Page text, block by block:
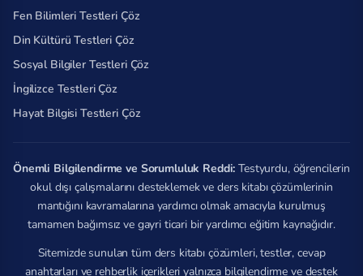
Fen Bilimleri Testleri Çöz
Din Kültürü Testleri Çöz
Sosyal Bilgiler Testleri Çöz
İngilizce Testleri Çöz
Hayat Bilgisi Testleri Çöz
Önemli Bilgilendirme ve Sorumluluk Reddi: Testyurdu, öğrencilerin
okul dışı çalışmalarını desteklemek ve ders kitabı çözümlerinin
mantığını kavramalarına yardımcı olmak amacıyla kurulmuş
tamamen bağımsız ve gayri ticari bir yardımcı eğitim kaynağıdır.
Sitemizde sunulan tüm ders kitabı çözümleri, testler, cevap
anahtarları ve rehberlik içerikleri yalnızca bilgilendirme ve destek